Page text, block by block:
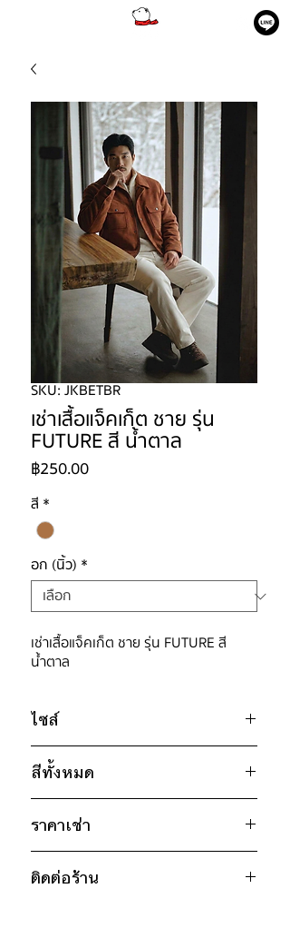
SKU: JKBETBR
เช่าเสื้อแจ็คเก็ต ชาย รุ่น
FUTURE สี น้ำตาล
฿250.00ราคา
สี *
อก (นิ้ว) *
เช่าเสื้อแจ็คเก็ต ชาย รุ่น FUTURE สี
น้ำตาล
ไซส์
ไซส์ : 2XL
อก 42" / เอว 42" / สะโพก 42" /
ไหล่กว้าง 18" / วงแขน 21" / ยาว 25"
สีทั้งหมด
ราคาเช่า
ฟรี! วันรับและวันคืนชุด (ดูวิธีนับวัน
ติดต่อร้าน